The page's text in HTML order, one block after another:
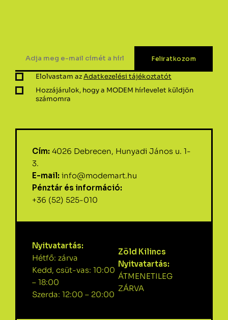
Elolvastam azAdatkezelési tájékoztatót
Hozzájárulok, hogy a MODEM hírlevelet küldjön
számomra
Cím: 4026 Debrecen, Hunyadi János u. 1-
3.
E-mail: info@modemart.hu
Pénztár és információ:
+36 (52) 525-010
Nyitvatartás:
Hétfő: zárva
Kedd, csüt-vas: 10:00
– 18:00
Szerda: 12:00 – 20:00
Zöld Kilincs
Nyitvatartás:
ÁTMENETILEG
ZÁRVA